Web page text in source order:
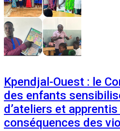
Kpendjal-Ouest : le
des enfants
d’ateliers et
conséquences des